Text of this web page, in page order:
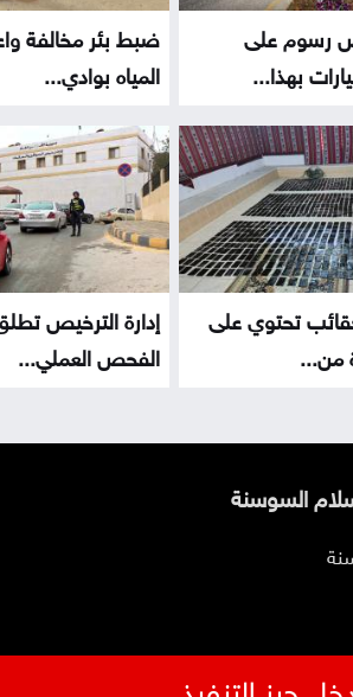
رسوم على
بهذا...
ضبط بئر مخالفة
المياه بوادي...
تحتوي على
من...
إدارة الترخيص
الفحص العملي...
السوسنة